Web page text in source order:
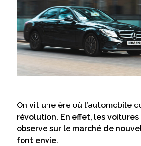
On vit une ère où l’automobile
révolution. En effet, les
observe sur le marché de
font envie.